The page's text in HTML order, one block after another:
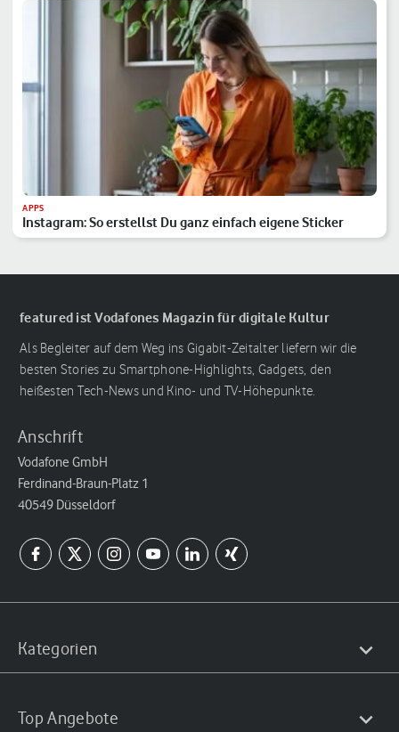
APPS
Instagram: So erstellst Du ganz einfach eigene Sticker
featured ist Vodafones Magazin für digitale Kultur
Als Begleiter auf dem Weg ins Gigabit-Zeitalter liefern wir die
besten Stories zu Smartphone-Highlights, Gadgets, den
heißesten Tech-News und Kino- und TV-Höhepunkte.
Anschrift
Vodafone GmbH
Ferdinand-Braun-Platz 1
40549 Düsseldorf
Kategorien
Top Angebote